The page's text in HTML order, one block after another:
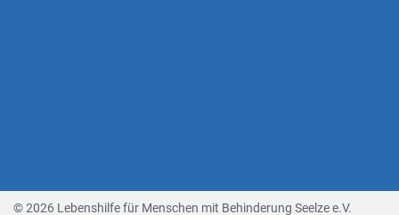
© 2026 Lebenshilfe für Menschen mit Behinderung Seelze e.V.